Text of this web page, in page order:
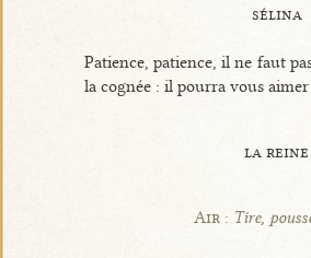
sélina
Patience, patience, il ne faut
la cognée : il pourra vous
la reine
Air : Tire,